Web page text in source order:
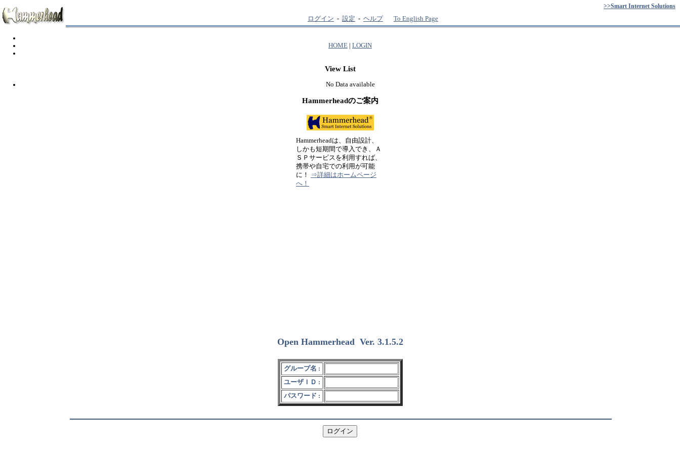
>>Smart Internet Solutions
ログイン - 設定 - ヘルプ To English Page
HOME | LOGIN
View List
No Data available
Hammerheadのご案内
Hammerheadは、自由設計、
しかも短期間で導入でき、Ａ
ＳＰサービスを利用すれば、
携帯や自宅での利用が可能
に！ ⇒詳細はホームページ
へ！
Open Hammerhead Ver. 3.1.5.2
グループ名 :
ユーザＩＤ :
パスワード :